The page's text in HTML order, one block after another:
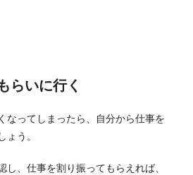
らいに行く
なってしまったら、自分から仕事を
ょう。
し、仕事を割り振ってもらえれば、